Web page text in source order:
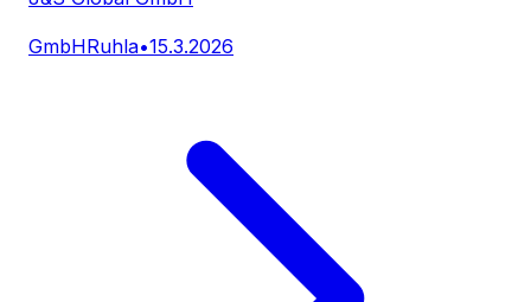
GmbHRuhla•15.3.2026